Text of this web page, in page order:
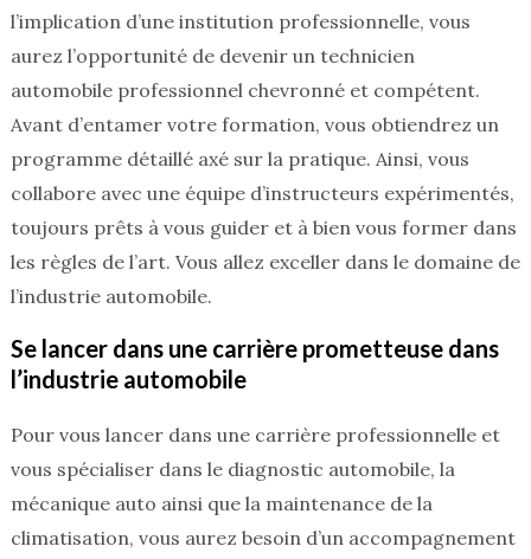
l’implication d’une institution professionnelle, vous
aurez l’opportunité de devenir un technicien
automobile professionnel chevronné et compétent.
Avant d’entamer votre formation, vous obtiendrez un
programme détaillé axé sur la pratique. Ainsi, vous
collabore avec une équipe d’instructeurs expérimentés,
toujours prêts à vous guider et à bien vous former dans
les règles de l’art. Vous allez exceller dans le domaine de
l’industrie automobile.
Se lancer dans une carrière prometteuse dans
l’industrie automobile
Pour vous lancer dans une carrière professionnelle et
vous spécialiser dans le diagnostic automobile, la
mécanique auto ainsi que la maintenance de la
climatisation, vous aurez besoin d’un accompagnement